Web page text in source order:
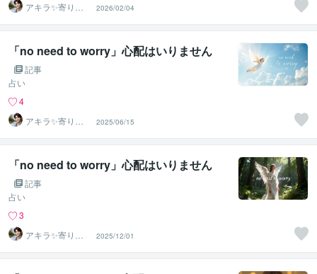
アキラ✨寄り添
う聴き手 迷い不
安の相談室
2026/02/04
「no need to worry」心配はいりません
記事
占い
4
アキラ✨寄り添
う聴き手 迷い不
安の相談室
2025/06/15
「no need to worry」心配はいりません
記事
占い
3
アキラ✨寄り添
う聴き手 迷い不
安の相談室
2025/12/01